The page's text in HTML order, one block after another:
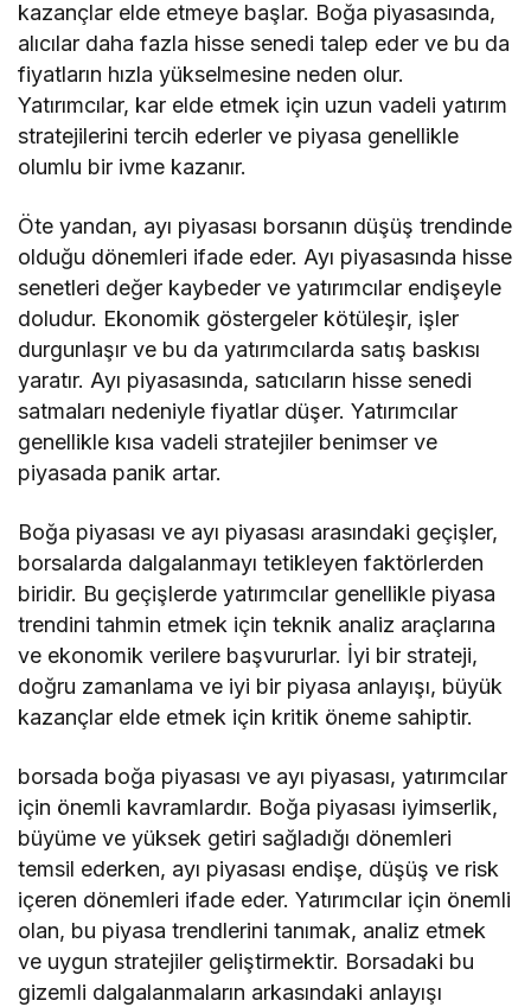
kazançlar elde etmeye başlar. Boğa piyasasında,
alıcılar daha fazla hisse senedi talep eder ve bu da
fiyatların hızla yükselmesine neden olur.
Yatırımcılar, kar elde etmek için uzun vadeli yatırım
stratejilerini tercih ederler ve piyasa genellikle
olumlu bir ivme kazanır.
Öte yandan, ayı piyasası borsanın düşüş trendinde
olduğu dönemleri ifade eder. Ayı piyasasında hisse
senetleri değer kaybeder ve yatırımcılar endişeyle
doludur. Ekonomik göstergeler kötüleşir, işler
durgunlaşır ve bu da yatırımcılarda satış baskısı
yaratır. Ayı piyasasında, satıcıların hisse senedi
satmaları nedeniyle fiyatlar düşer. Yatırımcılar
genellikle kısa vadeli stratejiler benimser ve
piyasada panik artar.
Boğa piyasası ve ayı piyasası arasındaki geçişler,
borsalarda dalgalanmayı tetikleyen faktörlerden
biridir. Bu geçişlerde yatırımcılar genellikle piyasa
trendini tahmin etmek için teknik analiz araçlarına
ve ekonomik verilere başvururlar. İyi bir strateji,
doğru zamanlama ve iyi bir piyasa anlayışı, büyük
kazançlar elde etmek için kritik öneme sahiptir.
borsada boğa piyasası ve ayı piyasası, yatırımcılar
için önemli kavramlardır. Boğa piyasası iyimserlik,
büyüme ve yüksek getiri sağladığı dönemleri
temsil ederken, ayı piyasası endişe, düşüş ve risk
içeren dönemleri ifade eder. Yatırımcılar için önemli
olan, bu piyasa trendlerini tanımak, analiz etmek
ve uygun stratejiler geliştirmektir. Borsadaki bu
gizemli dalgalanmaların arkasındaki anlayışı